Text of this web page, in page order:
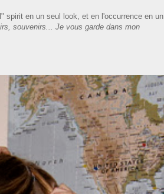
spirit en un seul look, et en l'occurrence en un
souvenirs... Je vous garde dans mon